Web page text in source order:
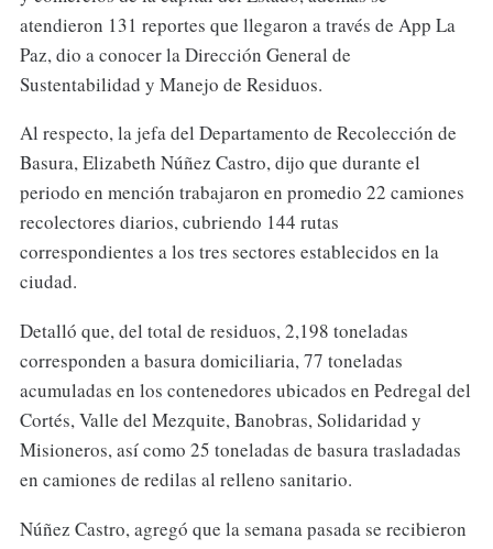
atendieron 131 reportes que llegaron a través de App La
Paz, dio a conocer la Dirección General de
Sustentabilidad y Manejo de Residuos.
Al respecto, la jefa del Departamento de Recolección de
Basura, Elizabeth Núñez Castro, dijo que durante el
periodo en mención trabajaron en promedio 22 camiones
recolectores diarios, cubriendo 144 rutas
correspondientes a los tres sectores establecidos en la
ciudad.
Detalló que, del total de residuos, 2,198 toneladas
corresponden a basura domiciliaria, 77 toneladas
acumuladas en los contenedores ubicados en Pedregal del
Cortés, Valle del Mezquite, Banobras, Solidaridad y
Misioneros, así como 25 toneladas de basura trasladadas
en camiones de redilas al relleno sanitario.
Núñez Castro, agregó que la semana pasada se recibieron